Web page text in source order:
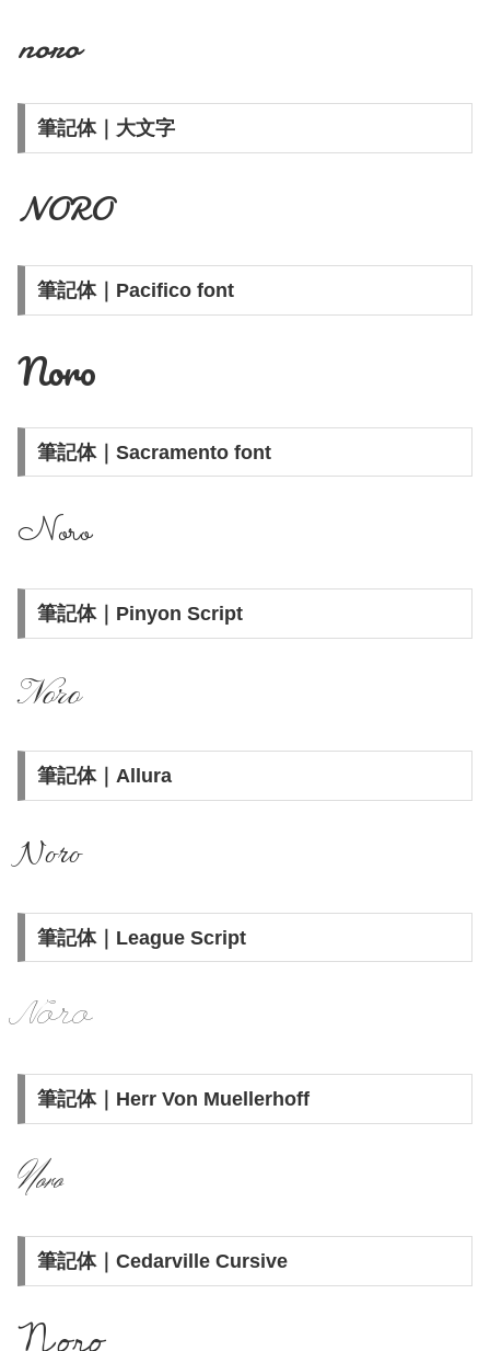
noro
筆記体｜大文字
NORO
筆記体｜Pacifico font
Noro
筆記体｜Sacramento font
Noro
筆記体｜Pinyon Script
Noro
筆記体｜Allura
Noro
筆記体｜League Script
Noro
筆記体｜Herr Von Muellerhoff
Noro
筆記体｜Cedarville Cursive